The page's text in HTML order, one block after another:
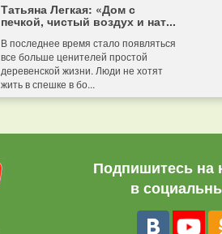
Татьяна Легкая: «Дом с
печкой, чистый воздух и нат...
В последнее время стало появляться
все больше ценителей простой
деревенской жизни. Люди не хотят
жить в спешке в бо...
Подпишитесь на
в